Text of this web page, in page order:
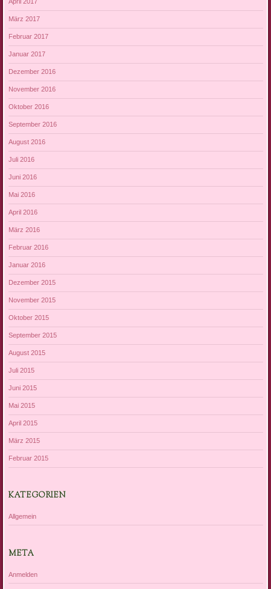
März 2017
Februar 2017
Januar 2017
Dezember 2016
November 2016
Oktober 2016
September 2016
August 2016
Juli 2016
Juni 2016
Mai 2016
April 2016
März 2016
Februar 2016
Januar 2016
Dezember 2015
November 2015
Oktober 2015
September 2015
August 2015
Juli 2015
Juni 2015
Mai 2015
April 2015
März 2015
Februar 2015
KATEGORIEN
Allgemein
META
Anmelden